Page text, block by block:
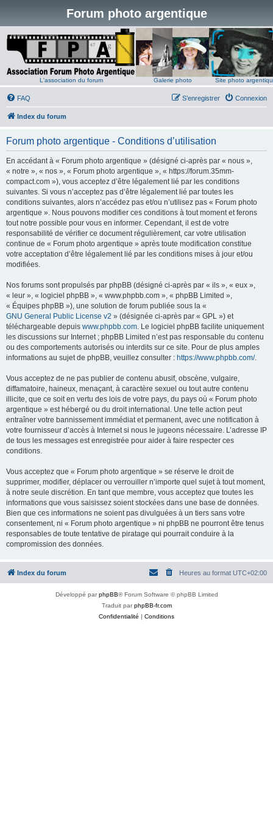
Forum photo argentique
L'association du forum Galerie photo Site photo
FAQ Connexion
S’enregistrer
Index du forum
Forum photo argentique - Conditions d’utilisation
En accédant à « Forum photo argentique » (désigné ci-après par « nous »,
« notre », « nos », « Forum photo argentique », « https://forum.35mm-
compact.com »), vous acceptez d’être légalement lié par les conditions
suivantes. Si vous n’acceptez pas d’être légalement lié par toutes les
conditions suivantes, alors n’accédez pas et/ou n’utilisez pas « Forum photo
argentique ». Nous pouvons modifier ces conditions à tout moment et ferons
tout notre possible pour vous en informer. Cependant, il est de votre
responsabilité de vérifier ce document régulièrement, car votre utilisation
continue de « Forum photo argentique » après toute modification constitue
votre acceptation d’être légalement lié par les conditions mises à jour et/ou
modifiées.
Nos forums sont propulsés par phpBB (désigné ci-après par « ils », « eux »,
« leur », « logiciel phpBB », « www.phpbb.com », « phpBB Limited »,
« Équipes phpBB »), une solution de forum publiée sous la «
GNU General Public License v2 » (désignée ci-après par « GPL ») et
téléchargeable depuis www.phpbb.com. Le logiciel phpBB facilite uniquement
les discussions sur Internet ; phpBB Limited n’est pas responsable du contenu
ou des comportements autorisés ou interdits sur ce site. Pour de plus amples
informations au sujet de phpBB, veuillez consulter : https://www.phpbb.com/.
Vous acceptez de ne pas publier de contenu abusif, obscène, vulgaire,
diffamatoire, haineux, menaçant, à caractère sexuel ou tout autre contenu
illicite, que ce soit en vertu des lois de votre pays, du pays où « Forum photo
argentique » est hébergé ou du droit international. Une telle action peut
entraîner votre bannissement immédiat et permanent, avec une notification à
votre fournisseur d’accès à Internet si nous le jugeons nécessaire. L’adresse IP
de tous les messages est enregistrée pour aider à faire respecter ces
conditions.
Vous acceptez que « Forum photo argentique » se réserve le droit de
supprimer, modifier, déplacer ou verrouiller n’importe quel sujet à tout moment,
à notre seule discrétion. En tant que membre, vous acceptez que toutes les
informations que vous saisissez soient stockées dans une base de données.
Bien que ces informations ne soient pas divulguées à un tiers sans votre
consentement, ni « Forum photo argentique » ni phpBB ne pourront être tenus
responsables de toute tentative de piratage qui pourrait conduire à la
compromission des données.
Index du forum Heures au format UTC+02:00
Développé parphpBB® Forum Software © phpBB Limited
Traduit parphpBB-fr.com
Confidentialité | Conditions